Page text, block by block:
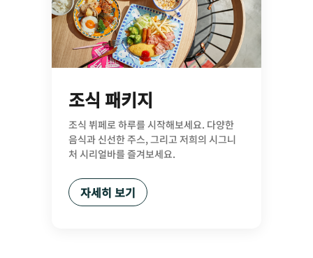
조식 패키지
조식 뷔페로 하루를 시작해보세요. 다양한
음식과 신선한 주스, 그리고 저희의 시그니
처 시리얼바를 즐겨보세요.
자세히 보기